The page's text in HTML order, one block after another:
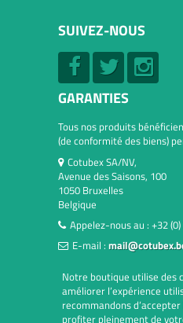
SUIVEZ-NOUS
GARANTIES
Tous nos produits
(de conformité des biens)
Cotubex SA/NV,
Avenue des Saisons, 100
1050 Bruxelles
Belgique
Appelez-nous au : +32
E-mail :
Notre boutique utilise des
améliorer l’expérience
recommandons
profiter pleinement de